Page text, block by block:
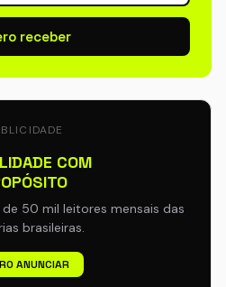
receber
COM
50 mil leitores mensais das
brasileiras.
ANUNCIAR